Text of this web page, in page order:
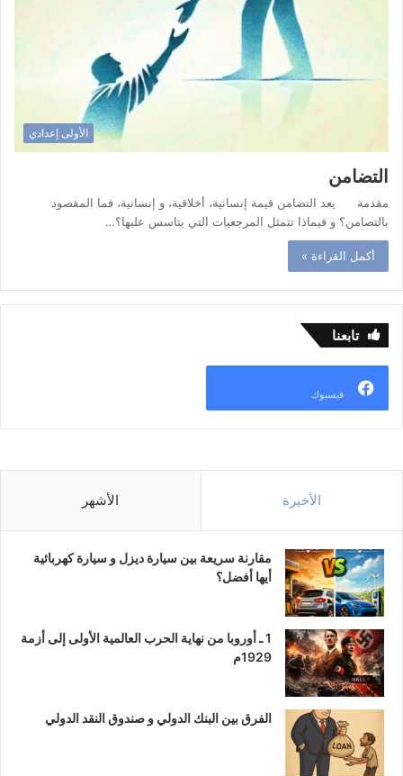
الأولى إعدادي
التضامن
مقدمة يعد التضامن قيمة إنسانية، أخلاقية، و إنسانية، فما المقصود
بالتصامن؟ و فيماذا تتمثل المرجعيات التي يتاسس عليها؟…
أكمل القراءة »
تابعنا
فيسبوك
الأخيرة الأشهر
مقارنة سريعة بين سيارة ديزل و سيارة كهربائية
أيها أفضل؟
1 ـ أوروبا من نهاية الحرب العالمية الأولى إلى أزمة
1929م
الفرق بين البنك الدولي و صندوق النقد الدولي